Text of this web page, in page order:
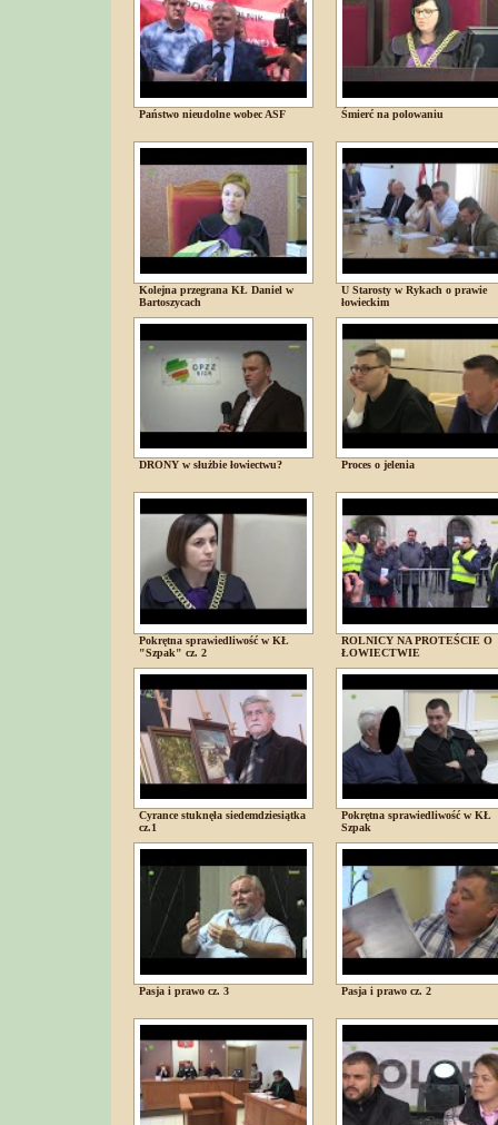
Państwo nieudolne wobec ASF Śmierć na polowaniu
Kolejna przegrana KŁ Daniel w
Bartoszycach
U Starosty w Rykach o prawie
łowieckim
DRONY w służbie łowiectwu? Proces o jelenia
Pokrętna sprawiedliwość w KŁ
"Szpak" cz. 2
ROLNICY NA PROTEŚCIE O
ŁOWIECTWIE
Cyrance stuknęła siedemdziesiątka
cz.1
Pokrętna sprawiedliwość w KŁ
Szpak
Pasja i prawo cz. 3 Pasja i prawo cz. 2